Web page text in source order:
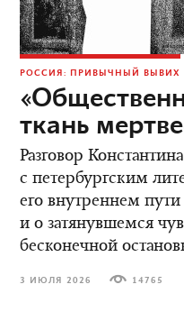
РОССИЯ: ПРИВЫЧНЫЙ ВЫВИХ
ткань
Разговор
с петербургским
его внутреннем пути
и о затянувшемся
бесконечной
3 ИЮЛЯ 2026 14765